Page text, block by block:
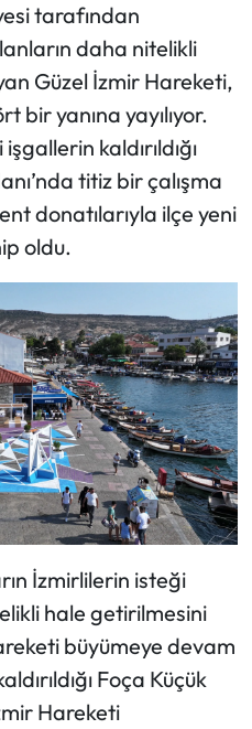
tarafından
daha nitelikli
Güzel İzmir Hareketi,
bir yanına yayılıyor.
kaldırıldığı
titiz bir çalışma
donatılarıyla ilçe yeni
oldu.
İzmirlilerin isteği
hale getirilmesini
büyümeye devam
Foça Küçük
Hareketi